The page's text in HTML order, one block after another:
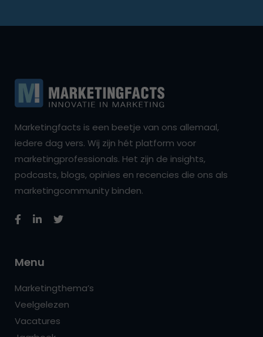
Marketingfacts is een beetje van ons allemaal,
iedere dag vers. Wij zijn hét platform voor
marketingprofessionals. Het zijn de insights,
podcasts, blogs, opinies en recencies die ons als
marketingcommunity binden.
Menu
Marketingthema’s
Veelgelezen
Vacatures